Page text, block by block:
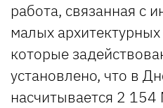
работа, связанная с
малых
которые
установлено, что в
насчитывается 2